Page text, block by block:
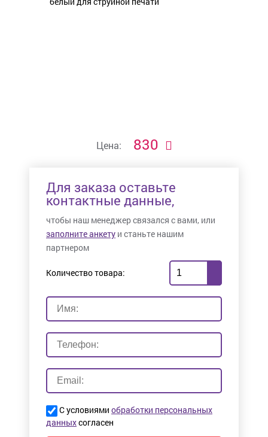
Цена: 830
Для заказа оставьте
контактные данные,
чтобы наш менеджер связался с вами, или
заполните анкету и станьте нашим
партнером
Количество товара:
С условиями обработки персональных
данныхсогласен